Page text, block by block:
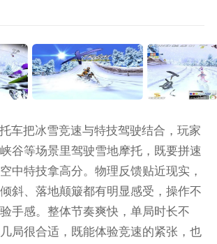
车把冰雪竞速与特技驾驶结合，玩家
谷等场景里驾驶雪地摩托，既要拼速
中特技拿高分。物理反馈贴近现实，
斜、落地颠簸都有明显感受，操作不
手感。整体节奏爽快，单局时长不
局很合适，既能体验竞速的紧张，也